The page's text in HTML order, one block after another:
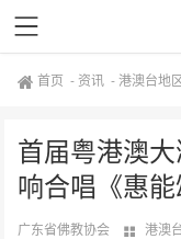
首页 - 资讯 -港澳台地
首届粤港澳
响合唱《惠
广东省佛教协会 港澳